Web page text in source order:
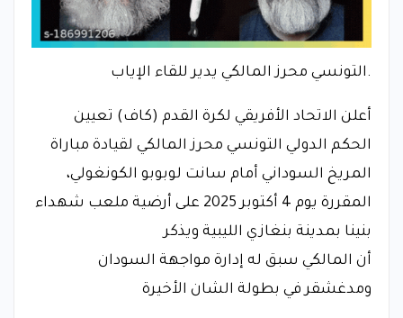
.التونسي محرز المالكي يدير للقاء الإياب
أعلن الاتحاد الأفريقي لكرة القدم (كاف) تعيين
الحكم الدولي التونسي محرز المالكي لقيادة مباراة
المريخ السوداني أمام سانت لوبوبو الكونغولي،
المقررة يوم 4 أكتوبر 2025 على أرضية ملعب شهداء
بنينا بمدينة بنغازي الليبية ويذكر
أن المالكي سبق له إدارة مواجهة السودان
ومدغشقر في بطولة الشان الأخيرة